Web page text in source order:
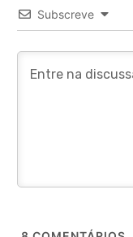
Subscreve